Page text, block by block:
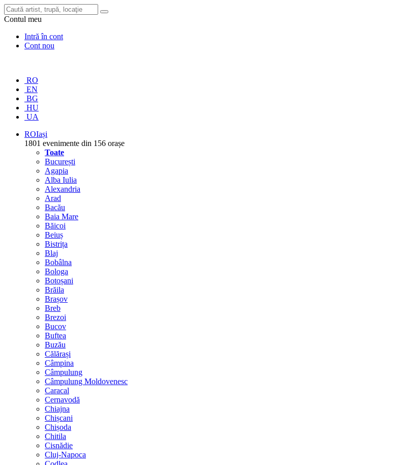
Contul meu
Intră în cont
Cont nou
RO
EN
BG
HU
UA
ROIași
1801 evenimente din 156 orașe
Toate
București
Agapia
Alba Iulia
Alexandria
Arad
Bacău
Baia Mare
Băicoi
Beiuș
Bistrița
Blaj
Bobâlna
Bologa
Botoșani
Brăila
Brașov
Breb
Brezoi
Bucov
Buftea
Buzău
Călărași
Câmpina
Câmpulung
Câmpulung Moldovenesc
Caracal
Cernavodă
Chiajna
Chișcani
Chișoda
Chitila
Cisnădie
Cluj-Napoca